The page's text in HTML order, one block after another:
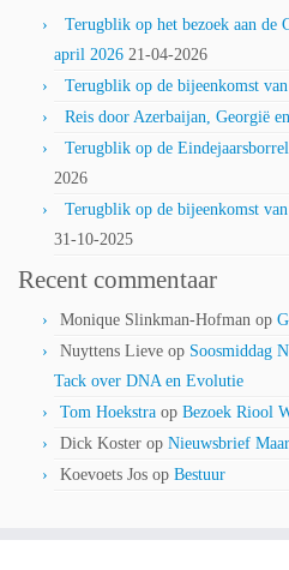
Terugblik op het bezoek aan de
april 2026 21-04-2026
Terugblik op de bijeenkomst
Reis door Azerbaijan, Georgië
Terugblik op de
2026
Terugblik op de bijeenkomst
31-10-2025
Recent commentaar
Monique Slinkman-Hofman op
Nuyttens Lieve op Soosmiddag
Tack over DNA en Evolutie
Tom Hoekstra op Bezoek Riool
Dick Koster op Nieuwsbrief
Koevoets Jos op Bestuur